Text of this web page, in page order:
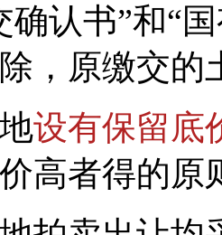
确认书”和“
，原缴交的
设有保留底
高者得的原